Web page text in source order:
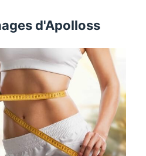
d'Apolloss